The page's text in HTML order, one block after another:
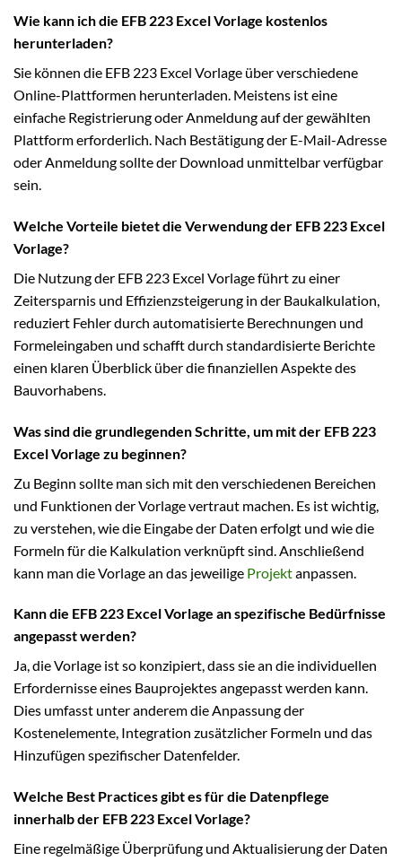
Wie kann ich die EFB 223 Excel Vorlage kostenlos
herunterladen?
Sie können die EFB 223 Excel Vorlage über verschiedene
Online-Plattformen herunterladen. Meistens ist eine
einfache Registrierung oder Anmeldung auf der gewählten
Plattform erforderlich. Nach Bestätigung der E-Mail-Adresse
oder Anmeldung sollte der Download unmittelbar verfügbar
sein.
Welche Vorteile bietet die Verwendung der EFB 223 Excel
Vorlage?
Die Nutzung der EFB 223 Excel Vorlage führt zu einer
Zeitersparnis und Effizienzsteigerung in der Baukalkulation,
reduziert Fehler durch automatisierte Berechnungen und
Formeleingaben und schafft durch standardisierte Berichte
einen klaren Überblick über die finanziellen Aspekte des
Bauvorhabens.
Was sind die grundlegenden Schritte, um mit der EFB 223
Excel Vorlage zu beginnen?
Zu Beginn sollte man sich mit den verschiedenen Bereichen
und Funktionen der Vorlage vertraut machen. Es ist wichtig,
zu verstehen, wie die Eingabe der Daten erfolgt und wie die
Formeln für die Kalkulation verknüpft sind. Anschließend
kann man die Vorlage an das jeweilige Projektanpassen.
Kann die EFB 223 Excel Vorlage an spezifische Bedürfnisse
angepasst werden?
Ja, die Vorlage ist so konzipiert, dass sie an die individuellen
Erfordernisse eines Bauprojektes angepasst werden kann.
Dies umfasst unter anderem die Anpassung der
Kostenelemente, Integration zusätzlicher Formeln und das
Hinzufügen spezifischer Datenfelder.
Welche Best Practices gibt es für die Datenpflege
innerhalb der EFB 223 Excel Vorlage?
Eine regelmäßige Überprüfung und Aktualisierung der Daten